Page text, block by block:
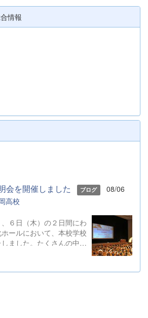
情報
会を開催しました ブログ
08/06
高校
６日（木）の２日間にわ
ールにおいて、本校学校
ました。たくさんの中学
運営に携わりました。生